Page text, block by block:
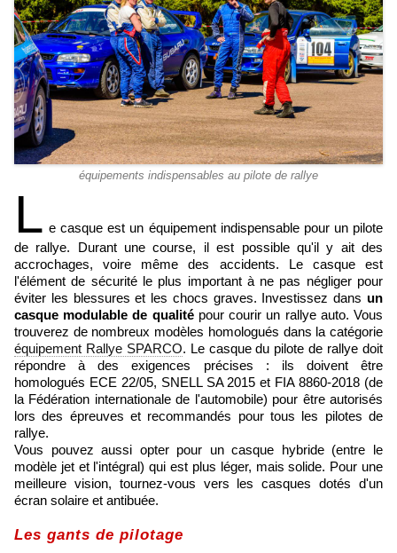
équipements indispensables au pilote de rallye
L e casque est un équipement indispensable pour un pilote
de rallye. Durant une course, il est possible qu'il y ait des
accrochages, voire même des accidents. Le casque est
l'élément de sécurité le plus important à ne pas négliger pour
éviter les blessures et les chocs graves. Investissez dans un
casque modulable de qualitépour courir un rallye auto. Vous
trouverez de nombreux modèles homologués dans la catégorie
équipement Rallye SPARCO. Le casque du pilote de rallye doit
répondre à des exigences précises : ils doivent être
homologués ECE 22/05, SNELL SA 2015 et FIA ​​8860-2018 (de
la Fédération internationale de l'automobile) pour être autorisés
lors des épreuves et recommandés pour tous les pilotes de
rallye.
Vous pouvez aussi opter pour un casque hybride (entre le
modèle jet et l'intégral) qui est plus léger, mais solide. Pour une
meilleure vision, tournez-vous vers les casques dotés d'un
écran solaire et antibuée.
Les gants de pilotage